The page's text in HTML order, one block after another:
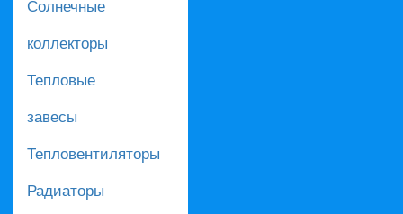
Солнечные
коллекторы
Тепловые
завесы
Тепловентиляторы
Радиаторы